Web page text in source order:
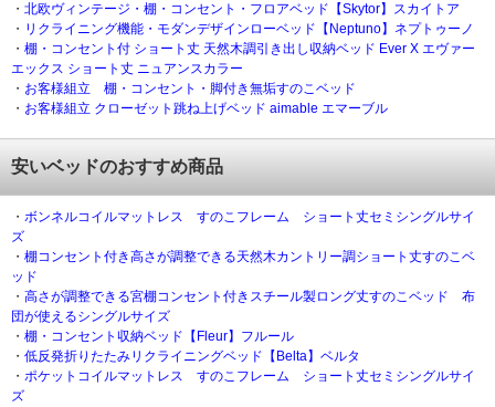
・ 北欧ヴィンテージ・棚・コンセント・フロアベッド【Skytor】スカイトア
・ リクライニング機能・モダンデザインローベッド【Neptuno】ネプトゥーノ
・ 棚・コンセント付 ショート丈 天然木調引き出し収納ベッド Ever X エヴァー
エックス ショート丈 ニュアンスカラー
・ お客様組立 棚・コンセント・脚付き無垢すのこベッド
・ お客様組立 クローゼット跳ね上げベッド aimable エマーブル
安いベッドのおすすめ商品
・ ボンネルコイルマットレス すのこフレーム ショート丈セミシングルサイ
ズ
・ 棚コンセント付き高さが調整できる天然木カントリー調ショート丈すのこベ
ッド
・ 高さが調整できる宮棚コンセント付きスチール製ロング丈すのこベッド 布
団が使えるシングルサイズ
・ 棚・コンセント収納ベッド【Fleur】フルール
・ 低反発折りたたみリクライニングベッド【Belta】ベルタ
・ ポケットコイルマットレス すのこフレーム ショート丈セミシングルサイ
ズ